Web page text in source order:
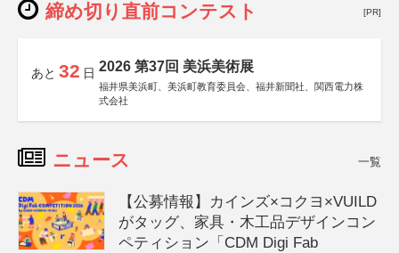
締め切り直前コンテスト [PR]
あと 32 日 2026 第37回 美浜美術展
福井県美浜町、美浜町教育委員会、福井新聞社、関西電力株
式会社
ニュース 一覧
【公募情報】カインズ×コクヨ×VUILD
がタッグ、家具・木工品デザインコン
ペティション「CDM Digi Fab